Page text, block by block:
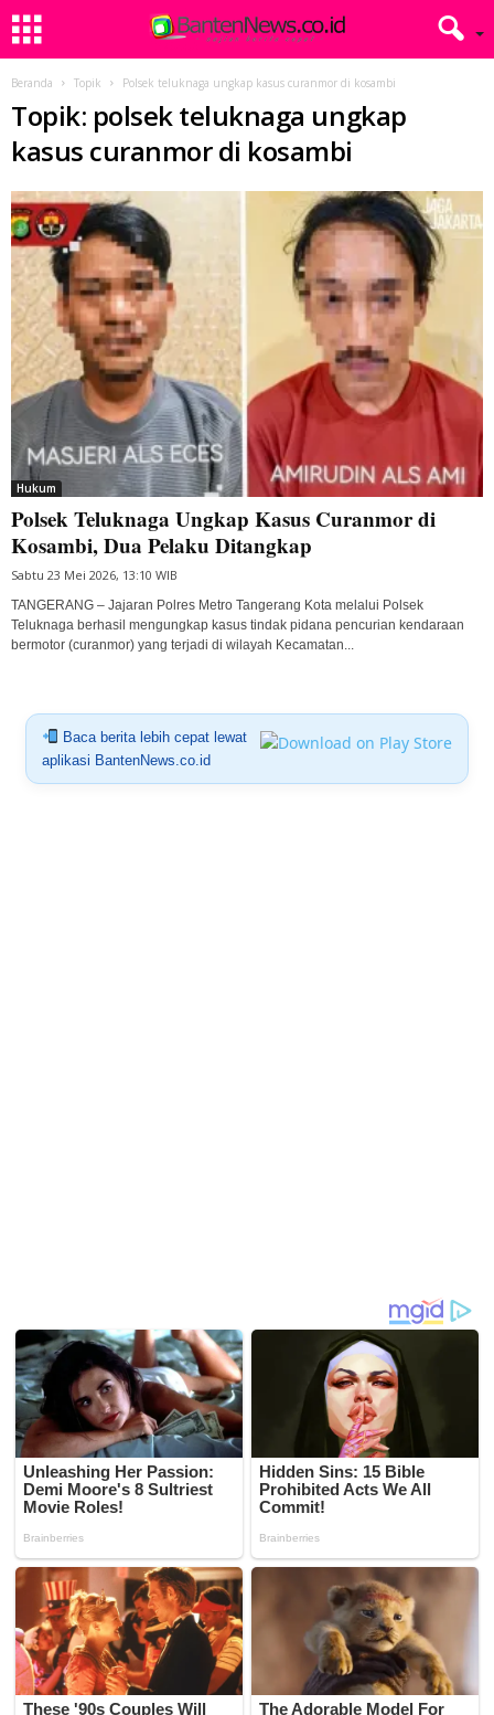
Beranda Topik Polsek teluknaga ungkap kasus curanmor di kosambi
Topik: polsek teluknaga ungkap
kasus curanmor di kosambi
Hukum
Polsek Teluknaga Ungkap Kasus Curanmor di
Kosambi, Dua Pelaku Ditangkap
Sabtu 23 Mei 2026, 13:10 WIB
TANGERANG – Jajaran Polres Metro Tangerang Kota melalui Polsek
Teluknaga berhasil mengungkap kasus tindak pidana pencurian kendaraan
bermotor (curanmor) yang terjadi di wilayah Kecamatan...
Baca berita lebih cepat lewat
aplikasi BantenNews.co.id